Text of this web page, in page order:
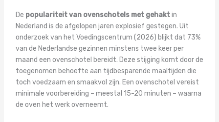
De populariteit van ovenschotels met gehaktin
Nederland is de afgelopen jaren explosief gestegen. Uit
onderzoek van het Voedingscentrum (2026) blijkt dat 73%
van de Nederlandse gezinnen minstens twee keer per
maand een ovenschotel bereidt. Deze stijging komt door de
toegenomen behoefte aan tijdbesparende maaltijden die
toch voedzaam en smaakvol zijn. Een ovenschotel vereist
minimale voorbereiding – meestal 15-20 minuten – waarna
de oven het werk overneemt.